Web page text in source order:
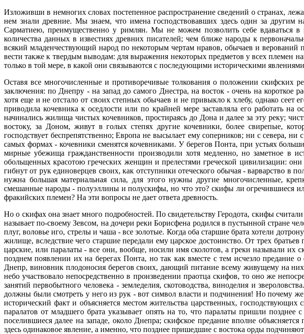
Изложивши в немногих словах постепенное распространение сведений о странах,
нем знали древние. Мы знаем, что имена господствовавших здесь один за
Сарматиею, преимущественно у римлян. Мы не можем позволить себе вдаваться
количества данных в известиях древних писателей; чем ближе народы к
всякий младенчествующий народ по некоторым чертам нравов, обычаев и верований
вести также к твердым выводам: для выражения некоторых предметов у всех племен
только в той мере, в какой они связываются с последующими историческими
Оставя все многочисленные и противоречивые толкования о положении
заключения: по Днепру - на запад до самого Днестра, на восток - очень на короткое
хотя еще и не отстало от своих степных обычаев и не привыкло к хлебу, однако
приводила кочевника к оседлости или по крайней мере заставляла его работать на
начинались жилища чистых кочевников, простираясь до Дона и далее за эту реку;
востоку, за Доном, живут в голых степях другие кочевники, более свирепые,
господствует беспрепятственно; Европа не высылает ему соперников; ни с севера,
самых формах - кочевники сменятся кочевниками. У берегов Понта, при устьях
мирные убежища гражданственности производили хотя медленно, но заметное в
обольщенных красотою греческих женщин и прелестями греческой цивилизации:
гибнут от рук единоверцев своих, как отступники отеческого обычая - варварство в
нужна большая материальная сила, для этого нужны другие многочисленные,
смешанные народы - полуэллины и полускифы, но что это? скифы ли огречившиеся
фракийских племен? На эти вопросы не дает ответа древность.
Но о скифах она знает много подробностей. По свидетельству Геродота, скифы
называет по-своему Зевсом, на дочери реки Борисфена родился в пустынной стране
плуг, воловье иго, стрелы и чаша - все золотые. Когда оба старшие брата хотели
жилище, вследствие чего старшие передали ему царское достоинство. От трех
царские, или паралаты - все они, вообще, носили имя сколотов, а греки называли
позднем появлении их на берегах Понта, но так как вместе с тем исчезло
Днепр, виновник плодоносия берегов своих, дающий питание всему живущему на
небо участвовало непосредственно в произведении праотца скифов, то оно же
занятий первобытного человека - земледелия, скотоводства, виноделия и
должны были смотреть у него из рук - вот символ власти и подчинения! Но почему
исторический факт и объясняется местом жительства царственных,
паралатов от младшего брата указывает опять на то, что паралаты пришли
поселившиеся далее на западе, около Днепра; скифское предание вполне
здесь одинаковое явление, а именно, что позднее пришедшие с востока орды